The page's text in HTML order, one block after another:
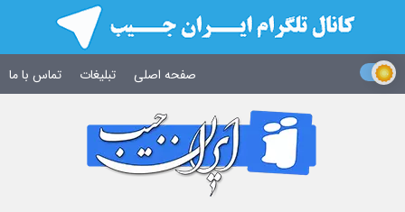
صفحه اصلی تبلیغات تماس با ما